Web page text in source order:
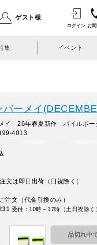
ゲスト様
ログイン お
集 イベント
バーメイ
イ 26年春夏新作 パイルボー
4013
文は即日出荷（日祝除く）
注文（代金引換のみ）
受付：10時～17時（土日祝除く
品切れ中